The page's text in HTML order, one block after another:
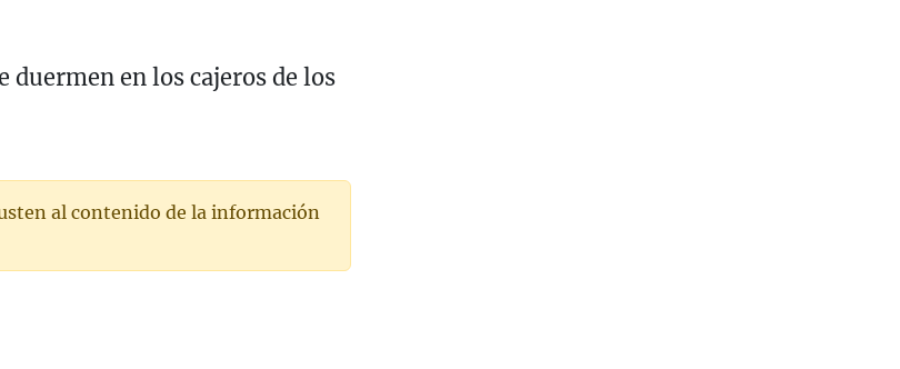
duermen en los cajeros de los
al contenido de la información